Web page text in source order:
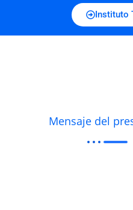
Instituto
Mensaje del